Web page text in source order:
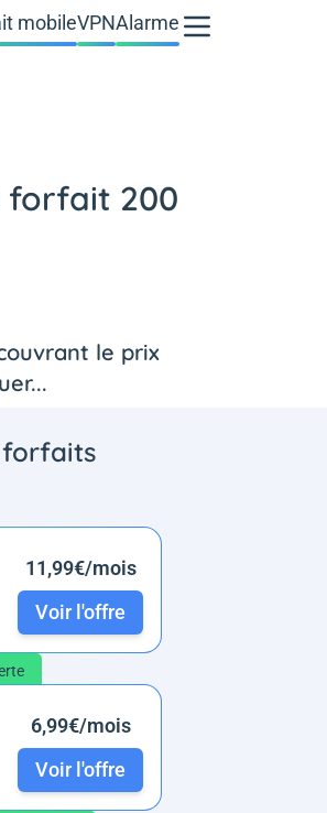
mobileVPNAlarme
forfait 200
le prix
forfaits
11,99€/mois
Voir l'offre
6,99€/mois
Voir l'offre